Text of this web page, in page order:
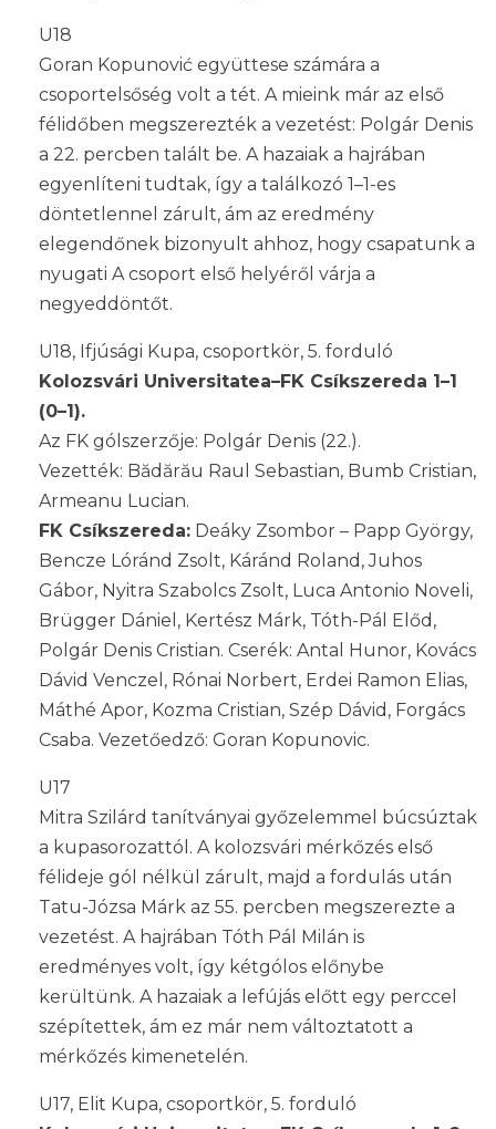
U18
Goran Kopunović együttese számára a
csoportelsőség volt a tét. A mieink már az első
félidőben megszerezték a vezetést: Polgár Denis
a 22. percben talált be. A hazaiak a hajrában
egyenlíteni tudtak, így a találkozó 1–1-es
döntetlennel zárult, ám az eredmény
elegendőnek bizonyult ahhoz, hogy csapatunk a
nyugati A csoport első helyéről várja a
negyeddöntőt.
U18, Ifjúsági Kupa, csoportkör, 5. forduló
Kolozsvári Universitatea–FK Csíkszereda 1–1
(0–1).
Az FK gólszerzője: Polgár Denis (22.).
Vezették: Bădărău Raul Sebastian, Bumb Cristian,
Armeanu Lucian.
FK Csíkszereda: Deáky Zsombor – Papp György,
Bencze Lóránd Zsolt, Káránd Roland, Juhos
Gábor, Nyitra Szabolcs Zsolt, Luca Antonio Noveli,
Brügger Dániel, Kertész Márk, Tóth-Pál Előd,
Polgár Denis Cristian. Cserék: Antal Hunor, Kovács
Dávid Venczel, Rónai Norbert, Erdei Ramon Elias,
Máthé Apor, Kozma Cristian, Szép Dávid, Forgács
Csaba. Vezetőedző: Goran Kopunovic.
U17
Mitra Szilárd tanítványai győzelemmel búcsúztak
a kupasorozattól. A kolozsvári mérkőzés első
félideje gól nélkül zárult, majd a fordulás után
Tatu-Józsa Márk az 55. percben megszerezte a
vezetést. A hajrában Tóth Pál Milán is
eredményes volt, így kétgólos előnybe
kerültünk. A hazaiak a lefújás előtt egy perccel
szépítettek, ám ez már nem változtatott a
mérkőzés kimenetelén.
U17, Elit Kupa, csoportkör, 5. forduló